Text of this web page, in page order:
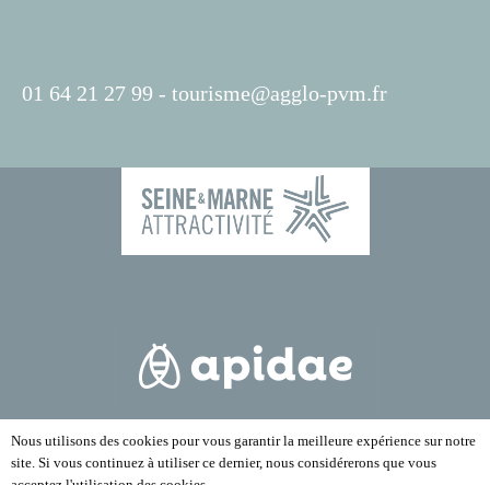
01 64 21 27 99 - tourisme@agglo-pvm.fr
Nous utilisons des cookies pour vous garantir la meilleure expérience sur notre
site. Si vous continuez à utiliser ce dernier, nous considérerons que vous